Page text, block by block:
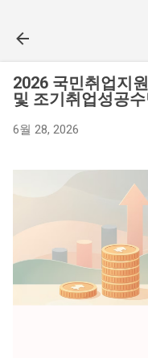
2026 국민취업지
및 조기취업성공
6월 28, 2026